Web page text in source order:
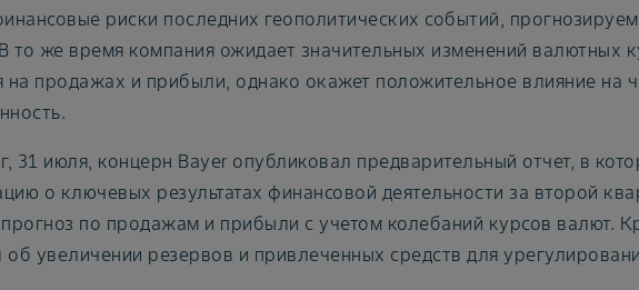
риски последних геополитических событий,
то же время компания ожидает значительных изменений валютных
на продажах и прибыли, однако окажет положительное влияние на
31 июля, концерн Bayer опубликовал предварительный отчет, в
о ключевых результатах финансовой деятельности за второй
по продажам и прибыли с учетом колебаний курсов валют.
увеличении резервов и привлеченных средств для